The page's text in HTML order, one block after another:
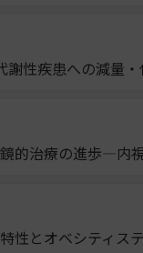
謝性疾患への減量
的治療の進歩―内
性とオベシティス